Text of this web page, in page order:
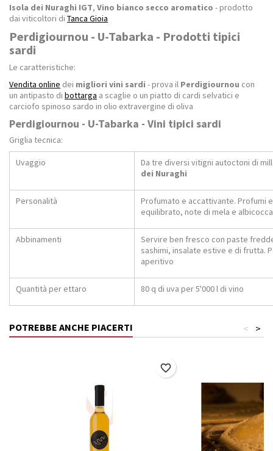
Isola dei Nuraghi IGT, Vino bianco secco aromatico - prodotto
dai viticoltori di Tanca Gioia
Perdigiournou - U-Tabarka - Prodotti tipici
sardi
Le caratteristiche:
Vendita online dei migliori vini sardi - prova il Perdigiournou con
un antipasto di bottarga a scaglie o un piatto di cardi selvatici e
carciofo spinoso sardo in olio extravergine di oliva
Perdigiournou - U-Tabarka - Vini tipici sardi
Griglia tecnica:
Uvaggio
Da tre diversi vitigni autoctoni di
dei Nuraghi
Personalità
Profumato e accattivante. Profumi
equilibrato, note di mela e albicocca
Abbinamenti
Servire ben fresco con paste
sashimi, insalate estive e di frutta.
aperitivo
Quantità per ettaro 80 q di uva per 5'000 l di vino
POTREBBE ANCHE PIACERTI >
<
favorite_border